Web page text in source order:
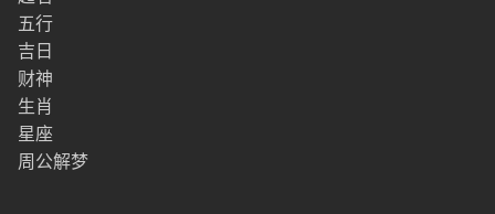
五行
吉日
财神
生肖
星座
周公解梦